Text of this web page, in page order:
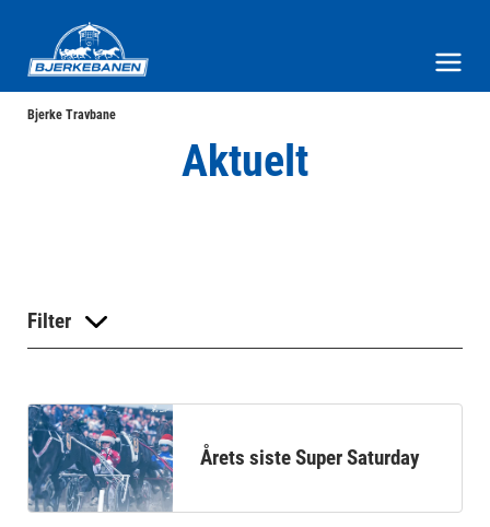
Bjerke Travbane
Aktuelt
Filter
Årets siste Super Saturday